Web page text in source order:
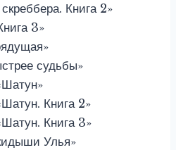
Книга 2»
3»
судьбы»
Книга 2»
Книга 3»
Улья»